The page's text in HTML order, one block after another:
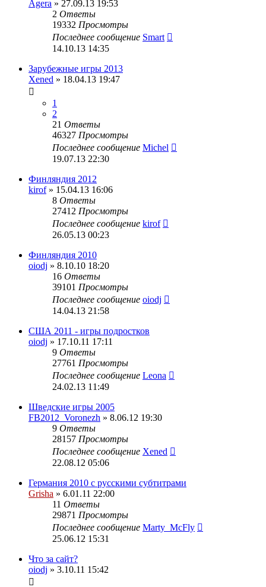
Agera » 27.09.13 19:53
2 Ответы
19332 Просмотры
Последнее сообщение Smart
14.10.13 14:35
Зарубежные игры 2013
Xened » 18.04.13 19:47
1
2
21 Ответы
46327 Просмотры
Последнее сообщение Michel
19.07.13 22:30
Финляндия 2012
kirof» 15.04.13 16:06
8 Ответы
27412 Просмотры
Последнее сообщение kirof
26.05.13 00:23
Финляндия 2010
oiodj » 8.10.10 18:20
16 Ответы
39101 Просмотры
Последнее сообщение oiodj
14.04.13 21:58
США 2011 - игры подростков
oiodj » 17.10.11 17:11
9 Ответы
27761 Просмотры
Последнее сообщение Leona
24.02.13 11:49
Шведские игры 2005
FB2012_Voronezh » 8.06.12 19:30
9 Ответы
28157 Просмотры
Последнее сообщение Xened
22.08.12 05:06
Германия 2010 с русскими субтитрами
Grisha » 6.01.11 22:00
11 Ответы
29871 Просмотры
Последнее сообщение Marty_McFly
25.06.12 15:31
Что за сайт?
oiodj » 3.10.11 15:42